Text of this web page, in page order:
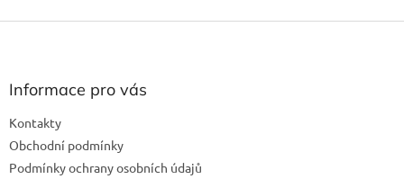
Informace pro vás
Kontakty
Obchodní podmínky
Podmínky ochrany osobních údajů